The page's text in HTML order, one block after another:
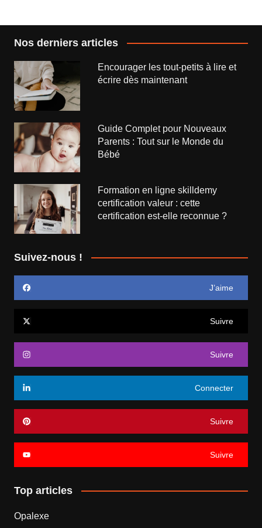
Nos derniers articles
Encourager les tout-petits à lire et
écrire dès maintenant
Guide Complet pour Nouveaux
Parents : Tout sur le Monde du
Bébé
Formation en ligne skilldemy
certification valeur : cette
certification est-elle reconnue ?
Suivez-nous !
J’aime
Suivre
Suivre
Connecter
Suivre
Suivre
Top articles
Opalexe